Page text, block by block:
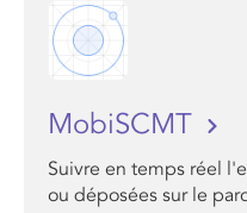
MobiSCMT
Suivre en temps réel
ou déposées sur le